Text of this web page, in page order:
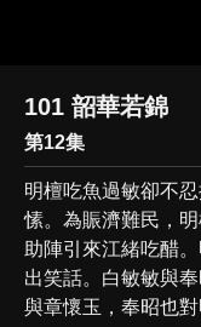
101 韶華若錦
第12集
明檀吃魚過敏卻不
愫。為賑濟難民，
助陣引來江緒吃醋
出笑話。白敏敏與
與章懷玉，奉昭也對